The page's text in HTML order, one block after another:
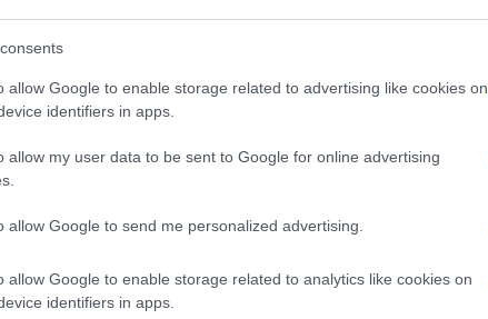
allow Google to enable storage related to advertising like cookies on
identifiers in apps.
allow my user data to be sent to Google for online advertising
allow Google to send me personalized advertising.
allow Google to enable storage related to analytics like cookies on
identifiers in apps.
la víctima prevista, salía de una
El hombre se encuentra en estado